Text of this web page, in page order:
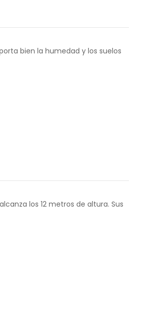
bien la humedad y los suelos
los 12 metros de altura. Sus